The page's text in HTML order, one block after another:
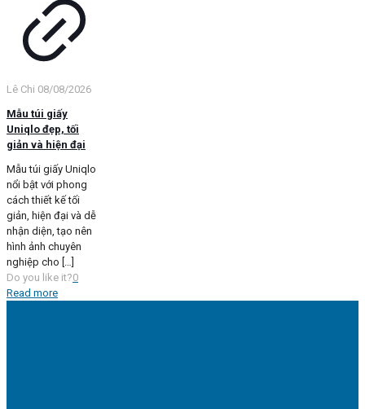
Lê Chi 08/08/2026
Mẫu túi giấy
Uniqlo đẹp, tối
giản và hiện đại
Mẫu túi giấy Uniqlo
nổi bật với phong
cách thiết kế tối
giản, hiện đại và dễ
nhận diện, tạo nên
hình ảnh chuyên
nghiệp cho
Do you like it?0
Read more